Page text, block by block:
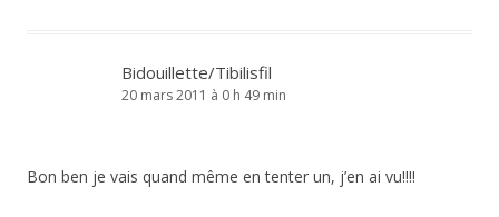
Bidouillette/Tibilisfil
20 mars 2011 à 0 h 49 min
Bon ben je vais quand même en tenter un, j’en ai vu!!!!